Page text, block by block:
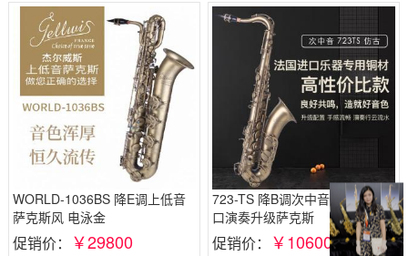
WORLD-1036BS 降E调上低音
萨克斯风 电泳金
促销价： ￥29800
723-TS 降B调次中音萨克斯_进
口演奏升级萨克斯
促销价： ￥10600